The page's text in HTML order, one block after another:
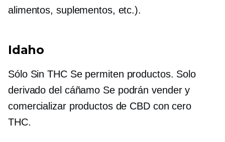
alimentos, suplementos, etc.).
Idaho
Sólo Sin THCSe permiten productos. Solo
derivado del cáñamo Se podrán vender y
comercializar productos de CBD con cero
THC.